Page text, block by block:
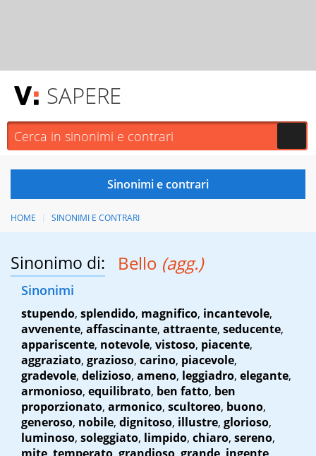
SAPERE
HOME SINONIMI E CONTRARI
Sinonimo di: Bello (agg.)
Sinonimi
stupendo, splendido, magnifico, incantevole,
avvenente, affascinante, attraente, seducente,
appariscente, notevole, vistoso, piacente,
aggraziato, grazioso, carino, piacevole,
gradevole, delizioso, ameno, leggiadro, elegante,
armonioso, equilibrato, ben fatto, ben
proporzionato, armonico, scultoreo, buono,
generoso, nobile, dignitoso, illustre, glorioso,
luminoso, soleggiato, limpido, chiaro, sereno,